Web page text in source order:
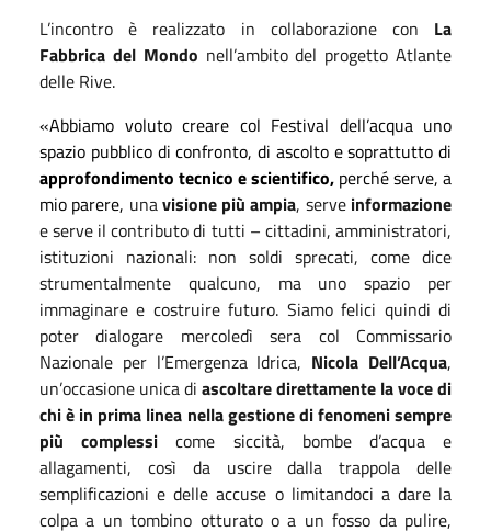
L’incontro è realizzato in collaborazione con La
Fabbrica del Mondo nell’ambito del progetto Atlante
delle Rive.
«Abbiamo voluto creare col Festival dell’acqua uno
spazio pubblico di confronto, di ascolto e soprattutto di
approfondimento tecnico e scientifico, perché serve, a
mio parere, unavisione più ampia, serve informazione
e serve il contributo di tutti – cittadini, amministratori,
istituzioni nazionali: non soldi sprecati, come dice
strumentalmente qualcuno, ma uno spazio per
immaginare e costruire futuro. Siamo felici quindi di
poter dialogare mercoledì sera col Commissario
Nazionale per l’Emergenza Idrica, Nicola Dell’Acqua,
un’occasione unica di ascoltare direttamente la voce di
chi è in prima linea nella gestione di fenomeni sempre
più complessi come siccità, bombe d’acqua e
allagamenti, così da uscire dalla trappola delle
semplificazioni e delle accuse o limitandoci a dare la
colpa a un tombino otturato o a un fosso da pulire,